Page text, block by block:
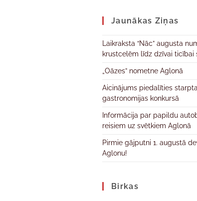
Jaunākas Ziņas
Laikraksta “Nāc” augusta
krustcelēm līdz dzīvai ticībai
„Oāzes” nometne Aglonā
Aicinājums piedalīties
gastronomijas konkursā
Informācija par papildu
reisiem uz svētkiem Aglonā
Pirmie gājputni 1. augustā
Aglonu!
Birkas